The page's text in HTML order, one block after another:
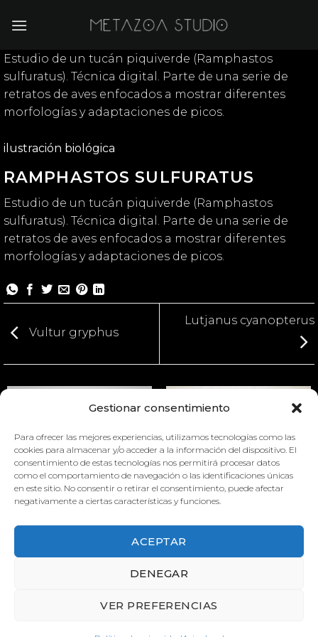
Gestionar consentimiento
Para ofrecer las mejores experiencias, utilizamos tecnologías como las
cookies para almacenar y/o acceder a la información del dispositivo. El
consentimiento de estas tecnologías nos permitirá procesar datos
como el comportamiento de navegación o las identificaciones únicas
en este sitio. No consentir o retirar el consentimiento, puede afectar
negativamente a ciertas características y funciones.
ACEPTAR
DENEGAR
VER PREFERENCIAS
ilustración biológica
RAMPHASTOS SULFURATUS
Estudio de un tucán piquiverde (Ramphastos
sulfuratus). Técnica digital. Parte de una serie de
retratos de aves enfocados a mostrar diferentes
morfologías y adaptaciones de picos.
Estudio de un tucán piquiverde (Ramphastos
sulfuratus). Técnica digital. Parte de una serie de
retratos de aves enfocados a mostrar diferentes
morfologías y adaptaciones de picos.
Vultur gryphus
Lutjanus cyanopterus
CONDUCTAS MATERNALES
DEL RATÓN